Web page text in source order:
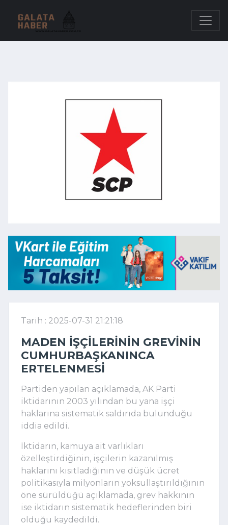
Tarih : 2025-07-31 21:21:18
MADEN IŞÇILERININ GREVININ
CUMHURBAŞKANINCA
ERTELENMESI
Partiden yapılan açıklamada, AK Parti
iktidarının 2003 yılından bu yana işçi
haklarına sistematik saldırıda bulunduğu
iddia edildi.
İktidarın, kamuya ait varlıkları
özelleştirdiğinin, işçilerin kazanılmış
haklarını kısıtladığının ve düşük ücret
politikasıyla milyonların yoksullaştırıldığının
öne sürüldüğü açıklamada, grev hakkının
ise iktidarın sistematik hedeflerinden biri
olduğu kaydedildi.